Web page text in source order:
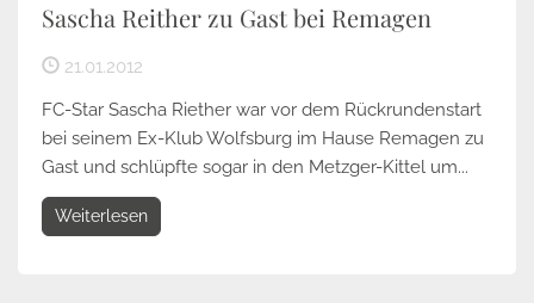
Sascha Reither zu Gast bei Remagen
21.01.2012
FC-Star Sascha Riether war vor dem Rückrundenstart
bei seinem Ex-Klub Wolfsburg im Hause Remagen zu
Gast und schlüpfte sogar in den Metzger-Kittel um...
Weiterlesen